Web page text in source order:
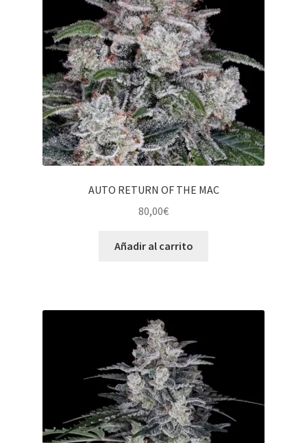
AUTO RETURN OF THE MAC
80,00€
Añadir al carrito